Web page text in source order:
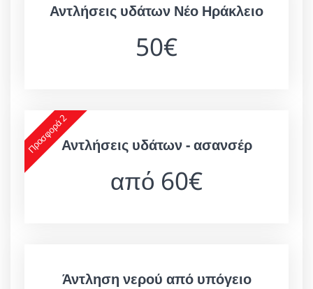
Αντλήσεις υδάτων Νέο Ηράκλειο
50€
Προσφορά 2Αντλήσεις υδάτων - ασανσέρ
από 60€
Άντληση νερού από υπόγειο